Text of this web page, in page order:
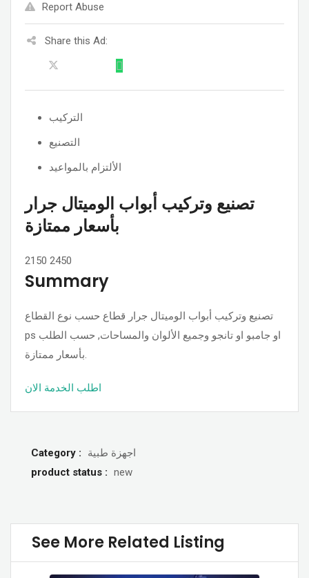
Report Abuse
Share this Ad:
التركيب
التصنيع
الألتزام بالمواعيد
تصنيع وتركيب أبواب الوميتال جرار
بأسعار ممتازة
2150 2450
Summary
تصنيع وتركيب أبواب الوميتال جرار قطاع حسب نوع القطاع
ps او جامبو او تانجو وجميع الألوان والمساحات, حسب الطلب
بأسعار ممتازة.
اطلب الخدمة الان
Category :
اجهزة طبية
product status : new
See More Related Listing